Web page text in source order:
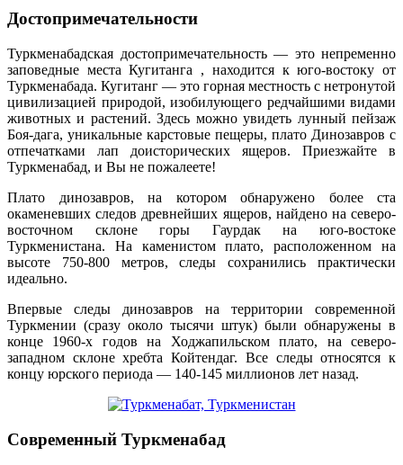
Достопримечательности
Туркменабадская достопримечательность — это непременно
заповедные места Кугитанга , находится к юго-востоку от
Туркменабада. Кугитанг — это горная местность с нетронутой
цивилизацией природой, изобилующего редчайшими видами
животных и растений. Здесь можно увидеть лунный пейзаж
Боя-дага, уникальные карстовые пещеры, плато Динозавров с
отпечатками лап доисторических ящеров. Приезжайте в
Туркменабад, и Вы не пожалеете!
Плато динозавров, на котором обнаружено более ста
окаменевших следов древнейших ящеров, найдено на северо-
восточном склоне горы Гаурдак на юго-востоке
Туркменистана. На каменистом плато, расположенном на
высоте 750-800 метров, следы сохранились практически
идеально.
Впервые следы динозавров на территории современной
Туркмении (сразу около тысячи штук) были обнаружены в
конце 1960-х годов на Ходжапильском плато, на северо-
западном склоне хребта Койтендаг. Все следы относятся к
концу юрского периода — 140-145 миллионов лет назад.
Современный Туркменабад